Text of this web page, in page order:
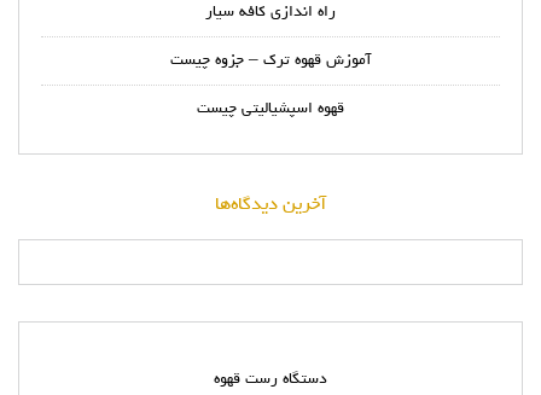
راه اندازی کافه سیار
آموزش قهوه ترک – جزوه چیست
قهوه اسپشیالیتی چیست
آخرین دیدگاه‌ها
دستگاه رست قهوه